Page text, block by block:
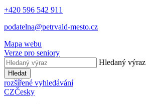
+420 596 542 911
podatelna@petrvald-mesto.cz
Mapa webu
Verze pro seniory
Hledaný výraz
Hledat
rozšířené vyhledávání
CZČesky